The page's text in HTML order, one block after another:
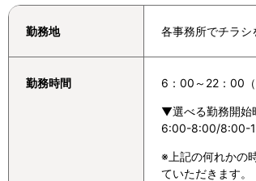
勤務地 各事務所でチラ
勤務時間 6：00～22：00（
▼選べる勤務開始
6:00-8:00/8:00-
※上記の何れかの
ていただきます。